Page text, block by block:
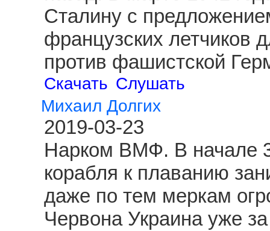
Сталину с
французских летчиков
против фашистской
Скачать Слушать
Михаил Долгих
2019-03-23
Нарком ВМФ. В начале
корабля к плаванию
даже по тем меркам
Червона Украина уже